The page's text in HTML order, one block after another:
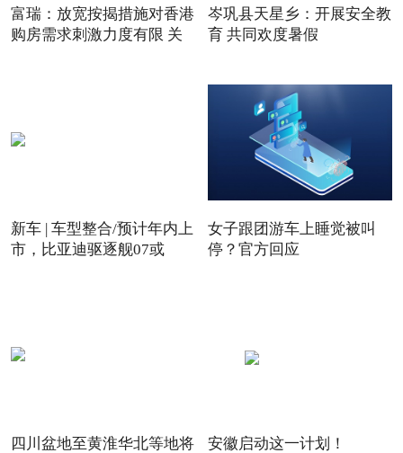
富瑞：放宽按揭措施对香港
购房需求刺激力度有限 关
岑巩县天星乡：开展安全教
育 共同欢度暑假
新车 | 车型整合/预计年内上
市，比亚迪驱逐舰07或
女子跟团游车上睡觉被叫
停？官方回应
四川盆地至黄淮华北等地将
安徽启动这一计划！